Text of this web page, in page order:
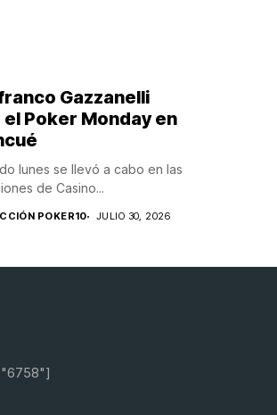
Gazzanelli
el Poker Monday en
lunes se llevó a cabo en las
de Casino...
POKER10 JULIO 30, 2026